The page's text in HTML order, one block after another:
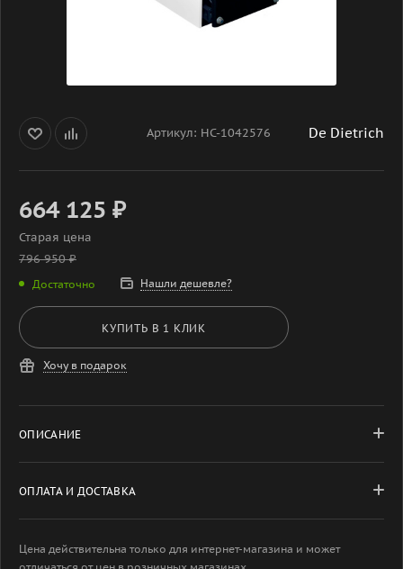
Артикул: НС-1042576 De Dietrich
664 125 ₽
Старая цена
796 950₽
Достаточно Нашли дешевле?
КУПИТЬ В 1 КЛИК
Хочу в подарок
ОПИСАНИЕ
ОПЛАТА И ДОСТАВКА
Цена действительна только для интернет-магазина и может